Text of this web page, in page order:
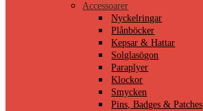
Accessoarer
Nyckelringar
Plånböcker
Kepsar & Hattar
Solglasögon
Paraplyer
Klockor
Smycken
Pins, Badges & Patches